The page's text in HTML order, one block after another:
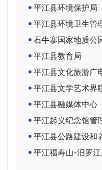
平江县环境保护局
平江县环境卫生管
石牛寨国家地质公
平江县教育局
平江县文化旅游广
平江县文学艺术界
平江县融媒体中心
平江起义纪念馆管
平江县公路建设和
平江福寿山-汨罗